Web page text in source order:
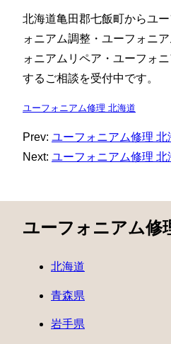
北海道亀田郡七飯町からユ
ォニアム調整・ユーフォニ
ォニアムリペア・ユーフォ
するご相談を受付中です。
ユーフォニアム修理 北海道
Prev: ユーフォニアム修理
Next: ユーフォニアム修理
ユーフォニアム修
北海道
青森県
岩手県